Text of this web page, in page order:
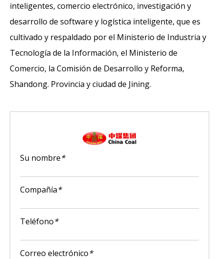
inteligentes, comercio electrónico, investigación y
desarrollo de software y logística inteligente, que es
cultivado y respaldado por el Ministerio de Industria y
Tecnología de la Información, el Ministerio de
Comercio, la Comisión de Desarrollo y Reforma,
Shandong. Provincia y ciudad de Jining.
*
Su nombre
*
Compañía
*
Teléfono
*
Correo electrónico